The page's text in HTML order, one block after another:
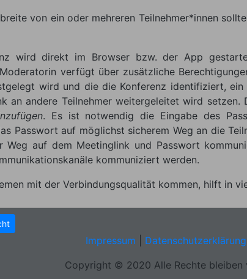
von ein oder mehreren Teilnehmer*innen
wird direkt im Browser bzw. der App
verfügt über zusätzliche
wird und die die Konferenz identifiziert,
an andere Teilnehmer weitergeleitet wird
. Es ist notwendig die Eingabe des
Passwort auf möglichst sicherem Weg an die
Weg auf dem Meetinglink und Passwort
kommuniziert werden.
mit der Verbindungsqualität kommen, hilft in
Impressum Datenschutzerklärung
Copyright © 2020 Alle Rechte bleiben